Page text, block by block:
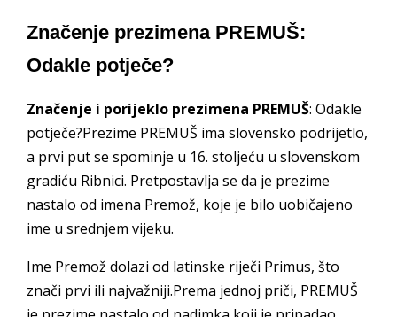
Značenje prezimena PREMUŠ:
Odakle potječe?
Značenje i porijeklo prezimena PREMUŠ: Odakle
potječe?Prezime PREMUŠ ima slovensko podrijetlo,
a prvi put se spominje u 16. stoljeću u slovenskom
gradiću Ribnici. Pretpostavlja se da je prezime
nastalo od imena Premož, koje je bilo uobičajeno
ime u srednjem vijeku.
Ime Premož dolazi od latinske riječi Primus, što
znači prvi ili najvažniji.Prema jednoj priči, PREMUŠ